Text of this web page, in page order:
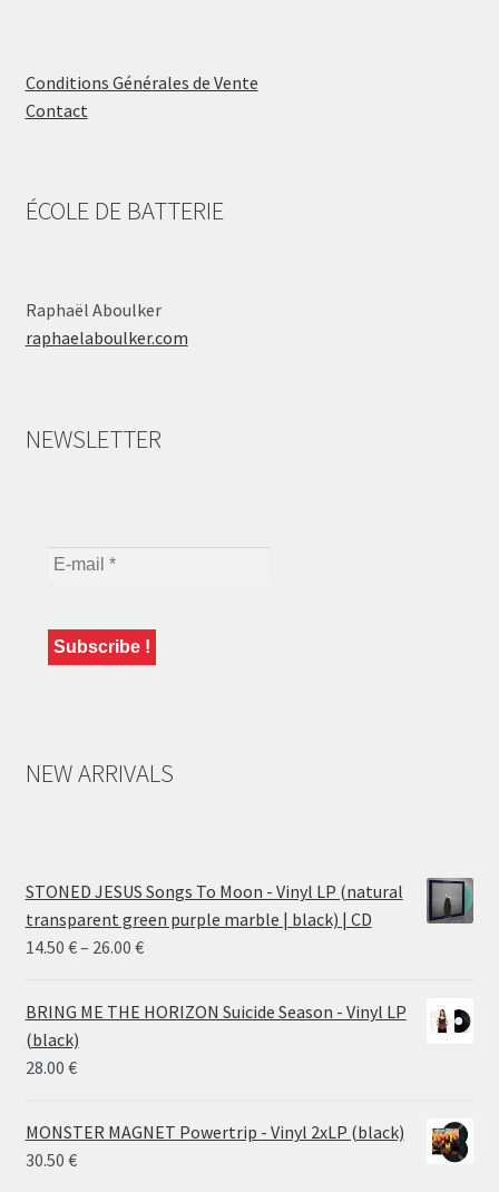
Conditions Générales de Vente
Contact
ÉCOLE DE BATTERIE
Raphaël Aboulker
raphaelaboulker.com
NEWSLETTER
NEW ARRIVALS
STONED JESUS Songs To Moon - Vinyl LP (natural
transparent green purple marble | black) | CD
14.50 €– 26.00 €Price
14.50 €
BRING ME THE HORIZON Suicide Season - Vinyl LP
(black)
28.00 €
MONSTER MAGNET Powertrip - Vinyl 2xLP (black)
30.50 €